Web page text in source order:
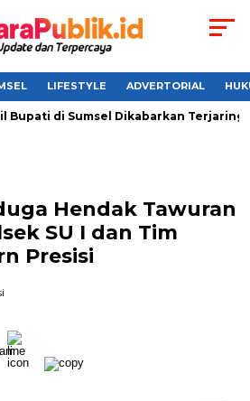
LIFESTYLE ADVERTORIAL
Bupati di Sumsel Dikabarkan Terjaring
Hendak Tawuran
SU I dan Tim
Presisi